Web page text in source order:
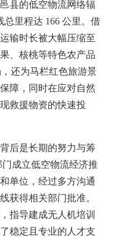
县的低空物流网络辐
总里程达 166 公里。借
输时长被大幅压缩至
、核桃等特色农产品
还为马栏红色旅游景
障，同时在应对自然
救援物资的快速投
后是长期的努力与筹
成立低空物流经济推
单位，经过多方沟通
获得相关部门批准。
指导建成无人机培训
稳定且专业的人才支